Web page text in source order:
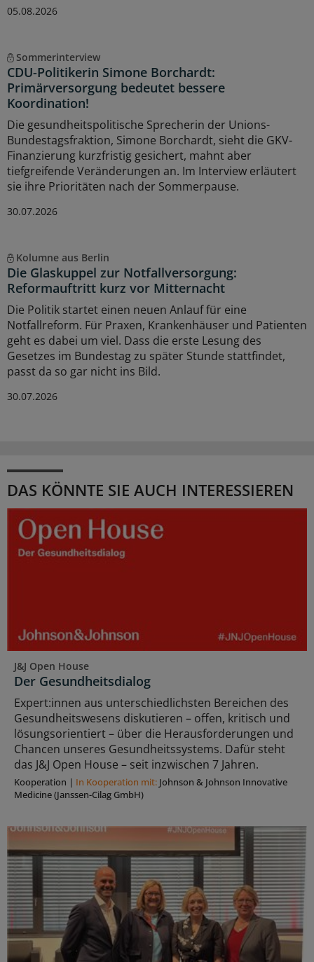
05.08.2026
Sommerinterview
CDU-Politikerin Simone Borchardt:
Primärversorgung bedeutet bessere
Koordination!
Die gesundheitspolitische Sprecherin der Unions-
Bundestagsfraktion, Simone Borchardt, sieht die GKV-
Finanzierung kurzfristig gesichert, mahnt aber
tiefgreifende Veränderungen an. Im Interview erläutert
sie ihre Prioritäten nach der Sommerpause.
30.07.2026
Kolumne aus Berlin
Die Glaskuppel zur Notfallversorgung:
Reformauftritt kurz vor Mitternacht
Die Politik startet einen neuen Anlauf für eine
Notfallreform. Für Praxen, Krankenhäuser und Patienten
geht es dabei um viel. Dass die erste Lesung des
Gesetzes im Bundestag zu später Stunde stattfindet,
passt da so gar nicht ins Bild.
30.07.2026
DAS KÖNNTE SIE AUCH INTERESSIEREN
J&J Open House
Der Gesundheitsdialog
Expert:innen aus unterschiedlichsten Bereichen des
Gesundheitswesens diskutieren – offen, kritisch und
lösungsorientiert – über die Herausforderungen und
Chancen unseres Gesundheitssystems. Dafür steht
das J&J Open House – seit inzwischen 7 Jahren.
Kooperation | In Kooperation mit: Johnson & Johnson Innovative
Medicine (Janssen-Cilag GmbH)